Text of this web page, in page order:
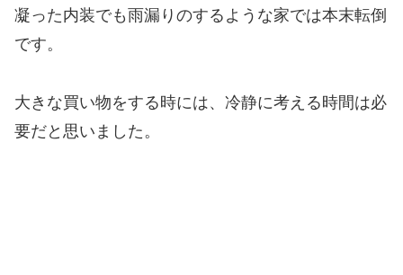
凝った内装でも雨漏りのするような家では本末転倒
です。
大きな買い物をする時には、冷静に考える時間は必
要だと思いました。